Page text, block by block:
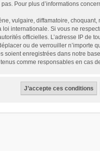
Pour plus d’informations
vulgaire, diffamatoire,
internationale. Si vous ne
officielles. L’adresse IP
ou de verrouiller n’importe
enregistrées dans notre
comme responsables en cas